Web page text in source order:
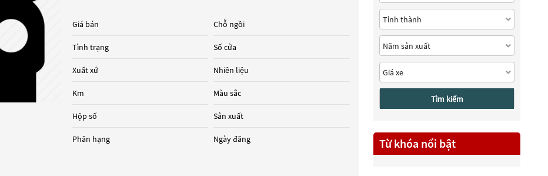
Giá bán
Tình trạng
Xuất xứ
Km
Hộp số
Phân hạng
Chỗ ngồi
Số cửa
Nhiên liệu
Màu sắc
Sản xuất
Ngày đăng
Tìm kiếm
Từ khóa nổi bật